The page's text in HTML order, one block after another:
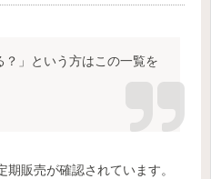
？」という方はこの一覧を
販売が確認されています。